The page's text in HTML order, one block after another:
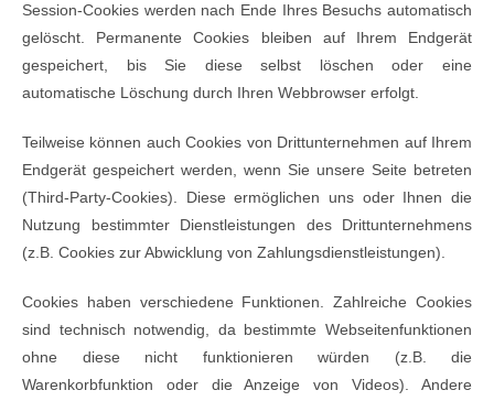
Session-Cookies werden nach Ende Ihres Besuchs automatisch
gelöscht. Permanente Cookies bleiben auf Ihrem Endgerät
gespeichert, bis Sie diese selbst löschen oder eine
automatische Löschung durch Ihren Webbrowser erfolgt.
Teilweise können auch Cookies von Drittunternehmen auf Ihrem
Endgerät gespeichert werden, wenn Sie unsere Seite betreten
(Third-Party-Cookies). Diese ermöglichen uns oder Ihnen die
Nutzung bestimmter Dienstleistungen des Drittunternehmens
(z.B. Cookies zur Abwicklung von Zahlungsdienstleistungen).
Cookies haben verschiedene Funktionen. Zahlreiche Cookies
sind technisch notwendig, da bestimmte Webseitenfunktionen
ohne diese nicht funktionieren würden (z.B. die
Warenkorbfunktion oder die Anzeige von Videos). Andere